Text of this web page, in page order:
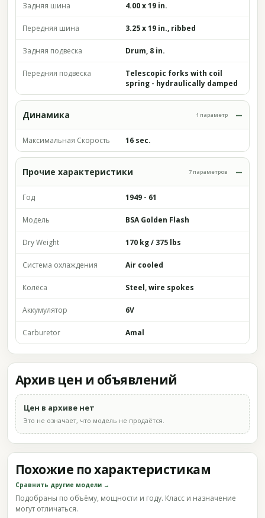
Задняя шина 4.00 x 19 in.
Передняя шина 3.25 x 19 in., ribbed
Задняя подвеска Drum, 8 in.
Передняя подвеска
Telescopic forks with coil
spring - hydraulically damped
Динамика 1 параметр
Максимальная Скорость 16 sec.
Прочие характеристики 7 параметров
Год 1949 - 61
Модель BSA Golden Flash
Dry Weight 170 kg / 375 lbs
Система охлаждения Air cooled
Колёса Steel, wire spokes
Аккумулятор 6V
Carburetor Amal
Архив цен и объявлений
Цен в архиве нет
Это не означает, что модель не продаётся.
Похожие по характеристикам
Сравнить другие модели →
Подобраны по объёму, мощности и году. Класс и назначение
могут отличаться.